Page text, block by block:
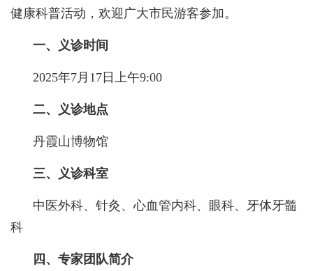
健康科普活动，欢迎广大市民游客参加。
一、 义诊时间
2025年7月17日上午9:00
二、 义诊地点
丹霞山博物馆
三、 义诊科室
中医外科、针灸、心血管内科、眼科、牙体牙髓
科
四、专家团队简介